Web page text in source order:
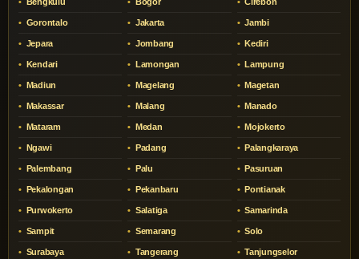
Gorontalo Jakarta Jambi
Jepara Jombang Kediri
Kendari Lamongan Lampung
Madiun Magelang Magetan
Makassar Malang Manado
Mataram Medan Mojokerto
Ngawi Padang Palangkaraya
Palembang Palu Pasuruan
Pekalongan Pekanbaru Pontianak
Purwokerto Salatiga Samarinda
Sampit Semarang Solo
Surabaya Tangerang Tanjungselor